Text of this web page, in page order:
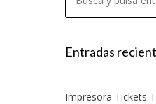
Entradas
Impresora Tickets